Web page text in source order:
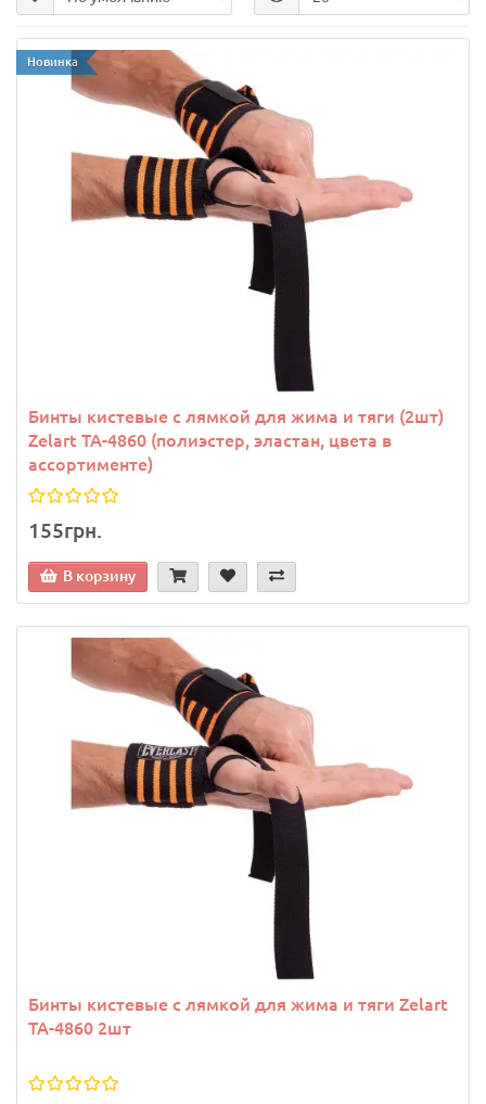
Новинка
Бинты кистевые с лямкой для жима и тяги (2шт)
Zelart TA-4860 (полиэстер, эластан, цвета в
ассортименте)
155грн.
В корзину
Бинты кистевые с лямкой для жима и тяги Zelart
TA-4860 2шт